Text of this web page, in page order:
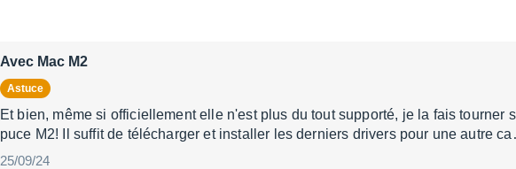
Avec Mac M2
Astuce
Et bien, même si officiellement elle n'est plus du tout supporté, je la fais tourner
puce M2! Il suffit de télécharger et installer les derniers drivers pour une autre
25/09/24